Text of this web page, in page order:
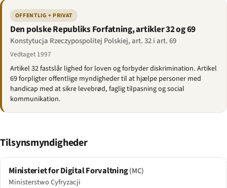
OFFENTLIG + PRIVAT
Den polske Republiks Forfatning, artikler 32 og 69
Konstytucja Rzeczypospolitej Polskiej, art. 32 i art. 69
Vedtaget 1997
Artikel 32 fastslår lighed for loven og forbyder diskrimination. Artikel
69 forpligter offentlige myndigheder til at hjælpe personer med
handicap med at sikre levebrød, faglig tilpasning og social
kommunikation.
Tilsynsmyndigheder
Ministeriet for Digital Forvaltning(MC)
Ministerstwo Cyfryzacji